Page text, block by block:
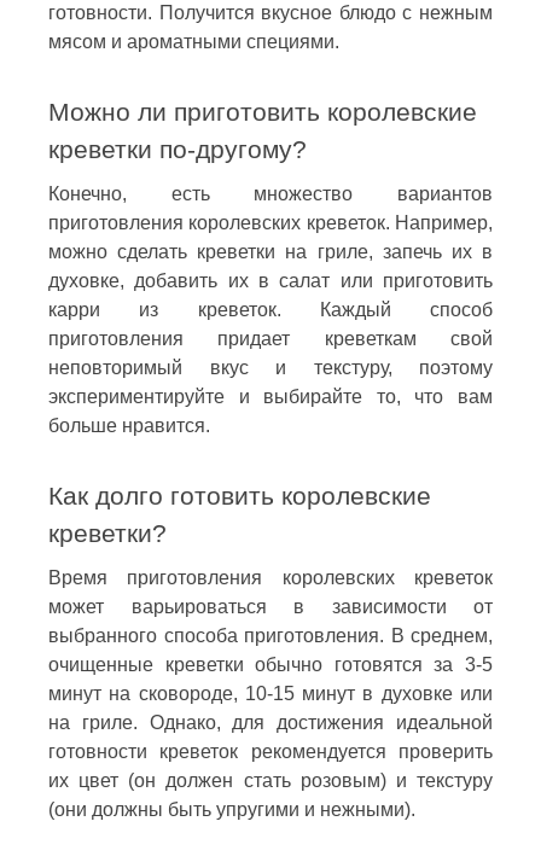
готовности. Получится вкусное блюдо с нежным
мясом и ароматными специями.
Можно ли приготовить королевские
креветки по-другому?
Конечно, есть множество вариантов
приготовления королевских креветок. Например,
можно сделать креветки на гриле, запечь их в
духовке, добавить их в салат или приготовить
карри из креветок. Каждый способ
приготовления придает креветкам свой
неповторимый вкус и текстуру, поэтому
экспериментируйте и выбирайте то, что вам
больше нравится.
Как долго готовить королевские
креветки?
Время приготовления королевских креветок
может варьироваться в зависимости от
выбранного способа приготовления. В среднем,
очищенные креветки обычно готовятся за 3-5
минут на сковороде, 10-15 минут в духовке или
на гриле. Однако, для достижения идеальной
готовности креветок рекомендуется проверить
их цвет (он должен стать розовым) и текстуру
(они должны быть упругими и нежными).